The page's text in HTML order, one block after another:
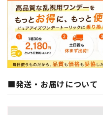
■発送・お届けについて